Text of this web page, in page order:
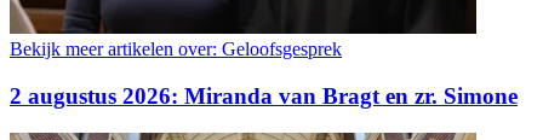
Bekijk meer artikelen over: Geloofsgesprek
2 augustus 2026: Miranda van Bragt en zr. Simone